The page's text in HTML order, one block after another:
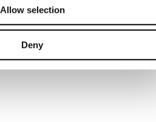
Allow selection
Deny